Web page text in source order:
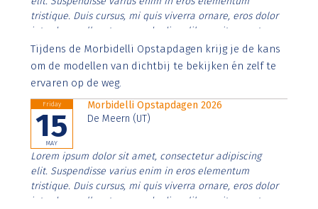
tristique. Duis cursus, mi quis viverra ornare, eros dolor
interdum nulla, ut commodo diam libero vitae erat.
Aenean faucibus nibh et justo cursus id rutrum lorem
imperdiet. Nunc ut sem vitae risus tristique posuere.
Tijdens de Morbidelli Opstapdagen krijg je de kans
om de modellen van dichtbij te bekijken én zelf te
ervaren op de weg.
Friday
15
MAY
Morbidelli Opstapdagen 2026
De Meern (UT)
Lorem ipsum dolor sit amet, consectetur adipiscing
elit. Suspendisse varius enim in eros elementum
tristique. Duis cursus, mi quis viverra ornare, eros dolor
interdum nulla, ut commodo diam libero vitae erat.